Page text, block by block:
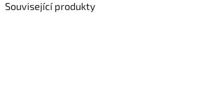
Související produkty